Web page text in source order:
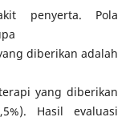
penyerta. Pola
diberikan adalah
yang diberikan
Hasil evaluasi